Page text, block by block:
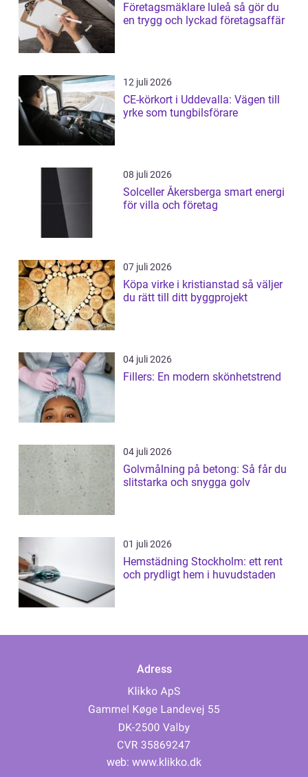
Företagsmäklare luleå så gör du
en trygg och lyckad företagsaffär
12 juli 2026
CE-körkort i Uddevalla: Vägen till
yrke som tungbilsförare
08 juli 2026
Solceller Åkersberga smart energi
för villa och företag
07 juli 2026
Köpa virke i kristianstad så väljer
du rätt till ditt byggprojekt
04 juli 2026
Fillers: En modern skönhetstrend
04 juli 2026
Golvmålning på betong: Så får du
slitstarka och snygga golv
01 juli 2026
Hemstädning Stockholm: ett rent
och prydligt hem i huvudstaden
Adress
web: www.klikko.dk